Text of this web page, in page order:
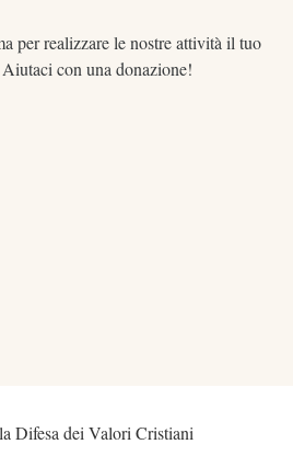
per realizzare le nostre attività il tuo
con una donazione!
Difesa dei Valori Cristiani